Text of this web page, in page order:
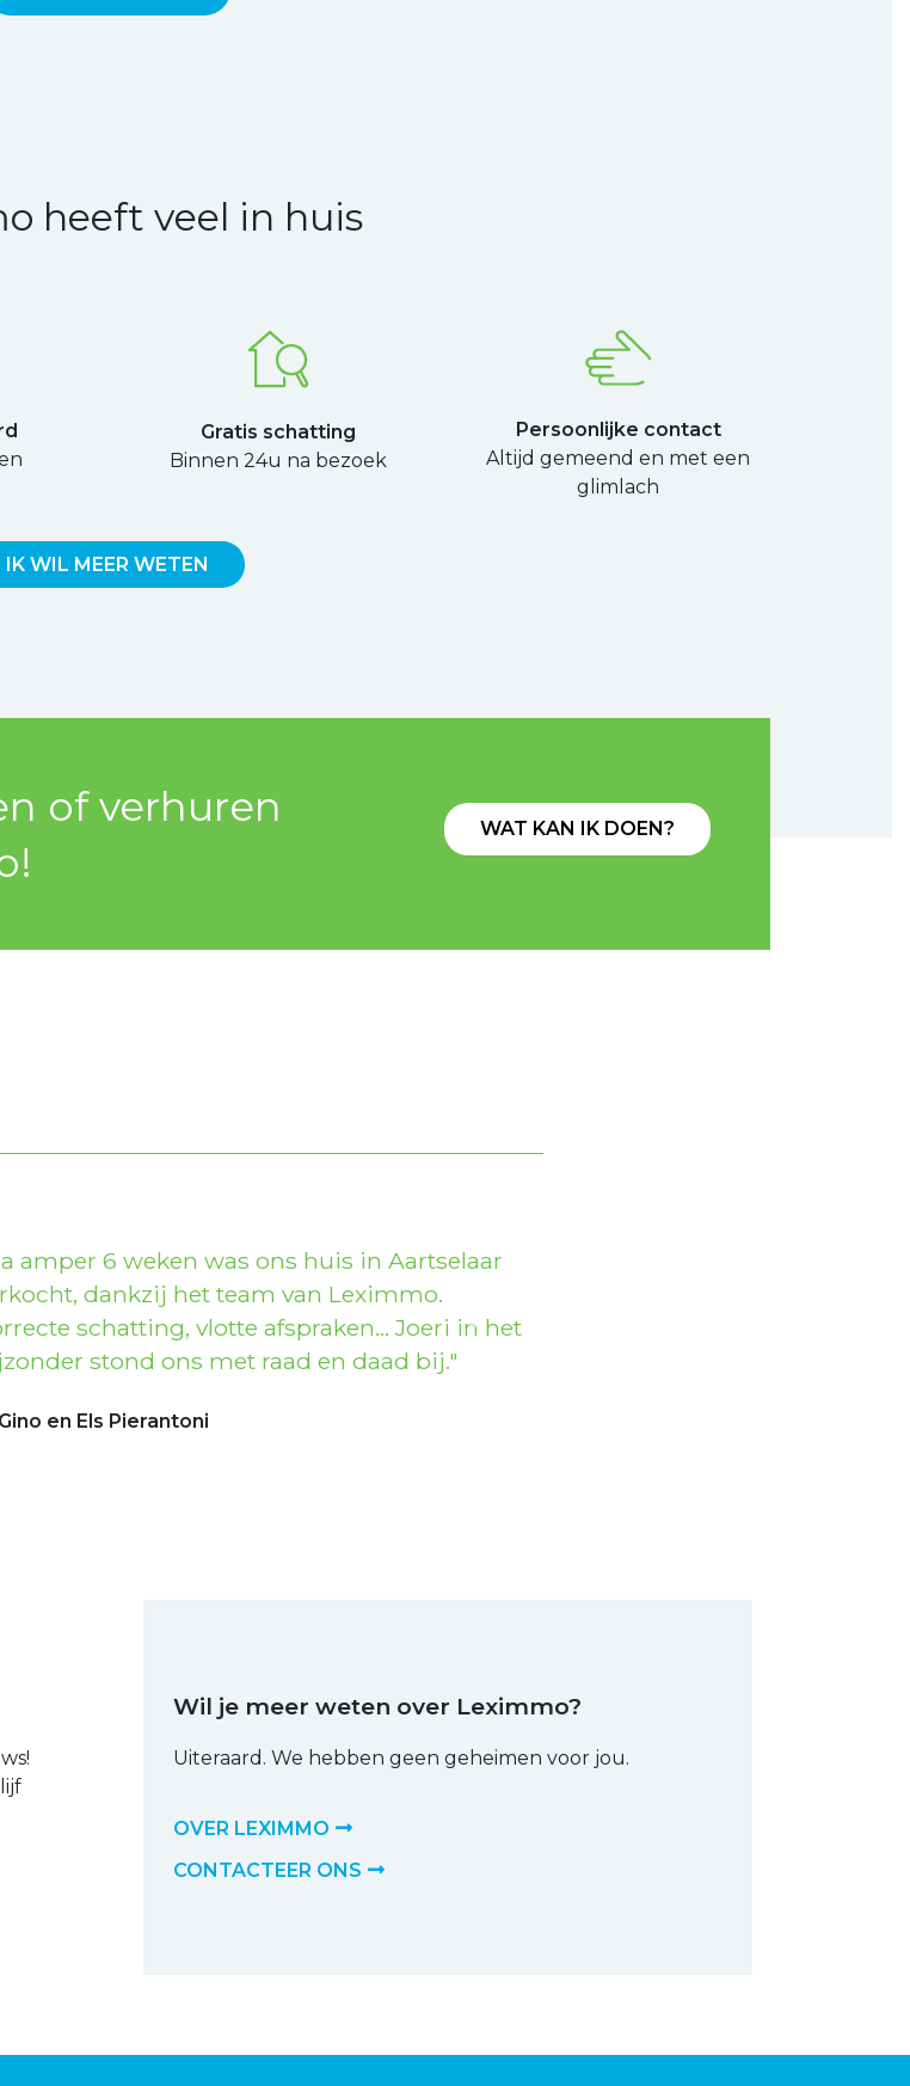
heeft veel in huis
Gratis schatting
Binnen 24u na bezoek
Persoonlijke contact
Altijd gemeend en met een
glimlach
IK WIL MEER WETEN
of verhuren
WAT KAN IK DOEN?
amper 6 weken was ons huis in Aartselaar
dankzij het team van Leximmo.
schatting, vlotte afspraken… Joeri in het
stond ons met raad en daad bij.
Gino en Els Pierantoni
Next
Wil je meer weten over Leximmo?
Uiteraard. We hebben geen geheimen voor jou.
OVER LEXIMMO
CONTACTEER ONS